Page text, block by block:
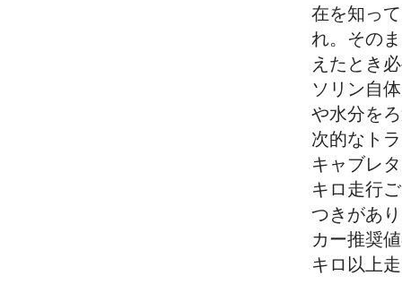
在を知っ
れ。その
えたとき
ソリン自
や水分を
次的なト
キャブレ
キロ走行
つきがあ
カー推奨
キロ以上